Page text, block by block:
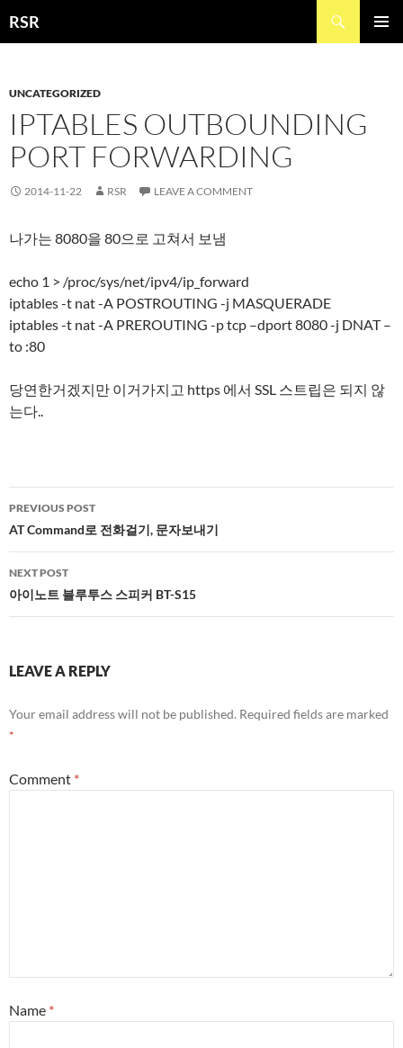
toRSR
UNCATEGORIZED
IPTABLES OUTBOUNDING
PORT FORWARDING
2014-11-22 RSR LEAVE A COMMENT
나가는 8080을 80으로 고쳐서 보냄
echo 1 > /proc/sys/net/ipv4/ip_forward
iptables -t nat -A POSTROUTING -j MASQUERADE
iptables -t nat -A PREROUTING -p tcp –dport 8080 -j DNAT –
to :80
당연한거겠지만 이거가지고 https 에서 SSL 스트립은 되지 않
는다..
Post
navigation
PREVIOUS POST
AT Command로 전화걸기, 문자보내기
NEXT POST
아이노트 블루투스 스피커 BT-S15
LEAVE A REPLY
Your email address will not be published. Required fields are marked
*
Comment *
Name *